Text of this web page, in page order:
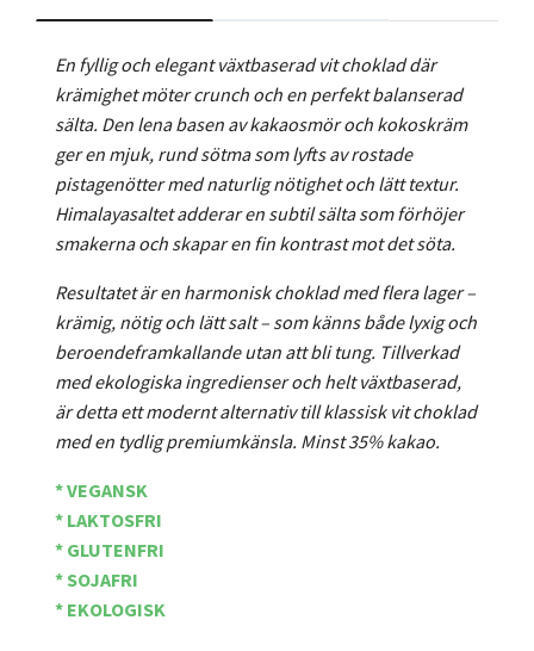
En fyllig och elegant växtbaserad vit choklad där
krämighet möter crunch och en perfekt balanserad
sälta. Den lena basen av kakaosmör och kokoskräm
ger en mjuk, rund sötma som lyfts av rostade
pistagenötter med naturlig nötighet och lätt textur.
Himalayasaltet adderar en subtil sälta som förhöjer
smakerna och skapar en fin kontrast mot det söta.
Resultatet är en harmonisk choklad med flera lager –
krämig, nötig och lätt salt – som känns både lyxig och
beroendeframkallande utan att bli tung. Tillverkad
med ekologiska ingredienser och helt växtbaserad,
är detta ett modernt alternativ till klassisk vit choklad
med en tydlig premiumkänsla. Minst 35% kakao.
* VEGANSK
* LAKTOSFRI
* GLUTENFRI
* SOJAFRI
* EKOLOGISK